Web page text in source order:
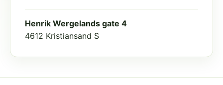
Henrik Wergelands gate 4
4612 Kristiansand S